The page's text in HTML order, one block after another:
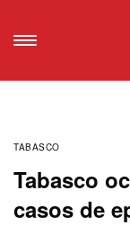
TABASCO
Tabasco
casos de